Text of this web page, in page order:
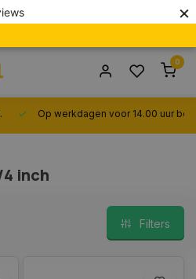
×
0
Op werkdagen voor 14.00 uur
inch
Filters